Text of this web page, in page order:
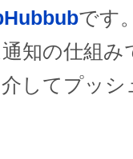
です
知の仕組
してプッ